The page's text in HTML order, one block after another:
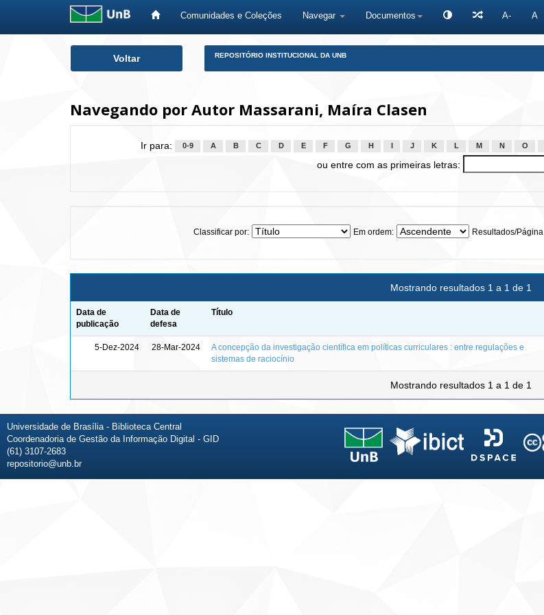
Comunidades e Coleções Navegar Documentos A- A
Voltar REPOSITÓRIO INSTITUCIONAL DA UNB
Navegando por Autor Massarani, Maíra Clasen
Ir para: 0-9 A B C D E F G H J K L M N O
ou entre com as primeiras letras:
Classificar por: Em ordem: Resultados/Página
Mostrando resultados 1 a 1 de 1
Data de
publicação
Data de
defesa
Título
5-Dez-2024 28-Mar-2024
A concepção da investigação científica em políticas curriculares : entre regulações e
sistemas de raciocínio
Mostrando resultados 1 a 1 de 1
Universidade de Brasília - Biblioteca Central
Coordenadoria de Gestão da Informação Digital - GID
(61) 3107-2683
repositorio@unb.br